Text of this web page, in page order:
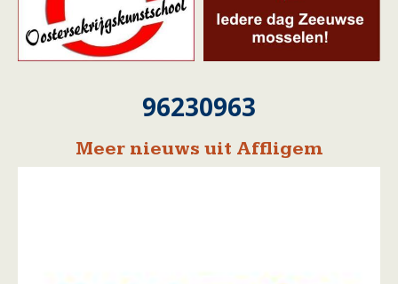
96230963
Meer nieuws uit Affligem